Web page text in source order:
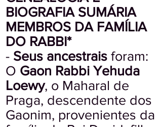
BIOGRAFIA SUMÁRIA
MEMBROS DA FAMÍLIA
DO RABBI*
- Seus ancestrais foram:
O Gaon Rabbi Yehuda
Loewy, o Maharal de
Praga, descendente dos
Gaonim, provenientes da